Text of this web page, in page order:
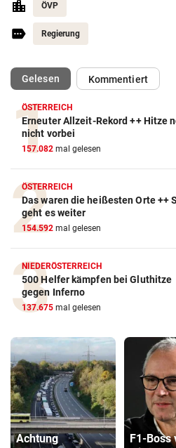
ÖVP
Regierung
Gelesen(ausgewählt)Kommentiert
ÖSTERREICH
Erneuter Allzeit-Rekord ++ Hitze
nicht vorbei
157.082 mal gelesen
ÖSTERREICH
Das waren die heißesten Orte ++
geht es weiter
154.592 mal gelesen
NIEDERÖSTERREICH
500 Helfer kämpfen bei Gluthitze
gegen Inferno
137.675 mal gelesen
Achtung
F1-Boss